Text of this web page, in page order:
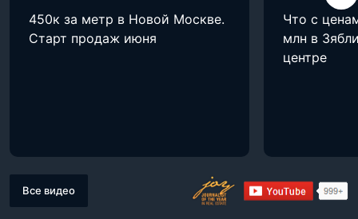
450к за метр в Новой Москве.
Старт продаж июня
Что с
млн в
центре
Все видео